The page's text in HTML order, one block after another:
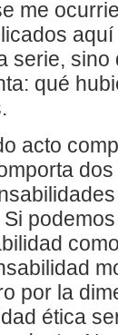
me
serie, sino
qué
acto
por la
ética